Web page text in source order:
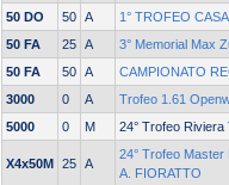
50 DO
50 A
1° TROFEO
50 FA
25 A
3° Memorial Max
50 FA
50 A
CAMPIONATO
3000
0 A
Trofeo 1.61
5000
0 M 24° Trofeo Riviera
X4x50M 25 A
24° Trofeo
A. FIORATTO